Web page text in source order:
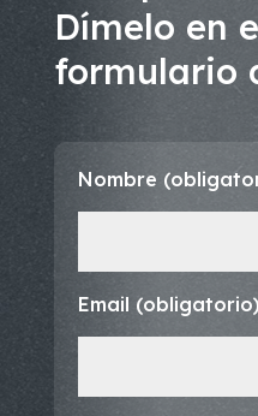
Dímelo en
formulario
Nombre
Email (obligatorio)